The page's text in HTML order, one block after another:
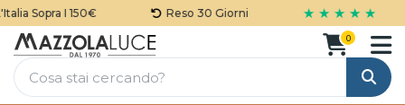
Sopra I 150€ Reso 30 Giorni ★ ★ ★ ★ ★
Cerca
0